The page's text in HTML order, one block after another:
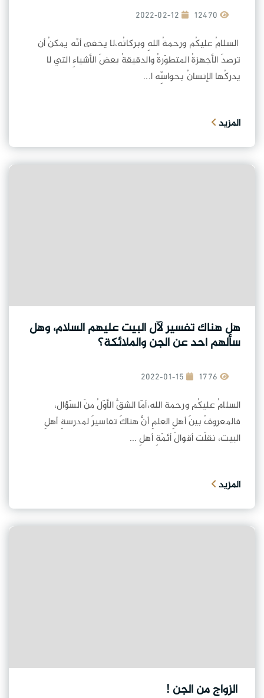
2022-02-12
السلامُ عليكُم ورحمةُ اللهِ وبركاتُه،لا يخفى أنّه يمكنُ أن
ترصدَ الأجهزةُ المتطوّرةُ والدقيقةُ بعضَ الأشياءِ التي لا
يدركُها الإنسانُ بحواسِّه ا...
المزيد
هل هناك تفسير لآل البيت عليهم السلام، وهل
سألهم أحد عن الجن والملائكة؟
2022-01-15
السلامُ عليكُم ورحمة الله،أمّا الشقُّ الأوّلُ منَ السّؤال،
فالمعروفُ بينَ أهلِ العلمِ أنَّ هناكَ تفاسيرَ لمدرسةِ أهلِ
البيت، نقلَت أقوالَ أئمّةِ أهلِ ...
المزيد
الزواج من الجن !